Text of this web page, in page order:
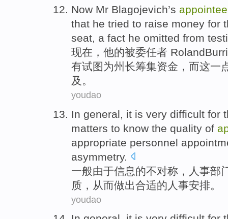
Now Mr Blagojevich’s appointee
that he tried to raise money for
seat, a fact he omitted from
现在 ， 他的被委任者 Roland
有试图为州长筹集资金 ， 而这一
及。
youdao
In general it is very difficult for
matters to know the quality of
appropriate personnel
asymmetry.
一般由于信息的不对称， 人事部
质 ， 从而做出合适的人事安排。
youdao